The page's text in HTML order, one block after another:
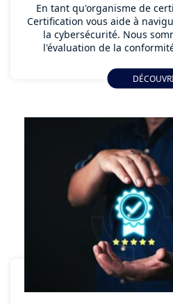
En tant qu'organisme de
Certification vous aide à
la cybersécurité. Nous
l'évaluation de la
l'ANSSI (Agence nationale de
qualifications de confiance :
PVID. Ces labels, gages
niveau d'expertise et de
sécurité les plus
Faites le choix de la fiabilité
par